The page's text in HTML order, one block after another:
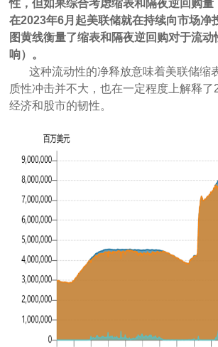
性，但如果综合考虑缩表和隔夜逆回购
在2023年6月起美联储就在持续向市场净
图黄线衡量了缩表和隔夜逆回购对于流
响）。
这种流动性的净释放意味着美联储缩
质性冲击并不大，也在一定程度上解释了
经济和股市的韧性。